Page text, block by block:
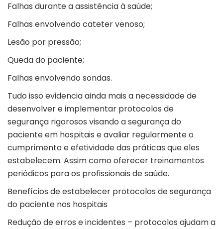
Falhas durante a assistência à saúde;
Falhas envolvendo cateter venoso;
Lesão por pressão;
Queda do paciente;
Falhas envolvendo sondas.
Tudo isso evidencia ainda mais a necessidade de
desenvolver e implementar protocolos de
segurança rigorosos visando a segurança do
paciente em hospitais e avaliar regularmente o
cumprimento e efetividade das práticas que eles
estabelecem. Assim como oferecer treinamentos
periódicos para os profissionais de saúde.
Benefícios de estabelecer protocolos de segurança
do paciente nos hospitais
Redução de erros e incidentes – protocolos ajudam a